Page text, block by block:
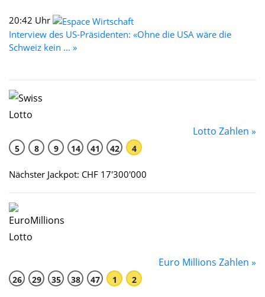
20:42 Uhr
Interview des US-Präsidenten: «Ohne die USA wäre die
Schweiz kein ... »
Lotto Zahlen »
5 8 9 14 41 42 4
Nächster Jackpot: CHF 17'300'000
Euro Millions Zahlen »
26 29 35 38 47 1 2